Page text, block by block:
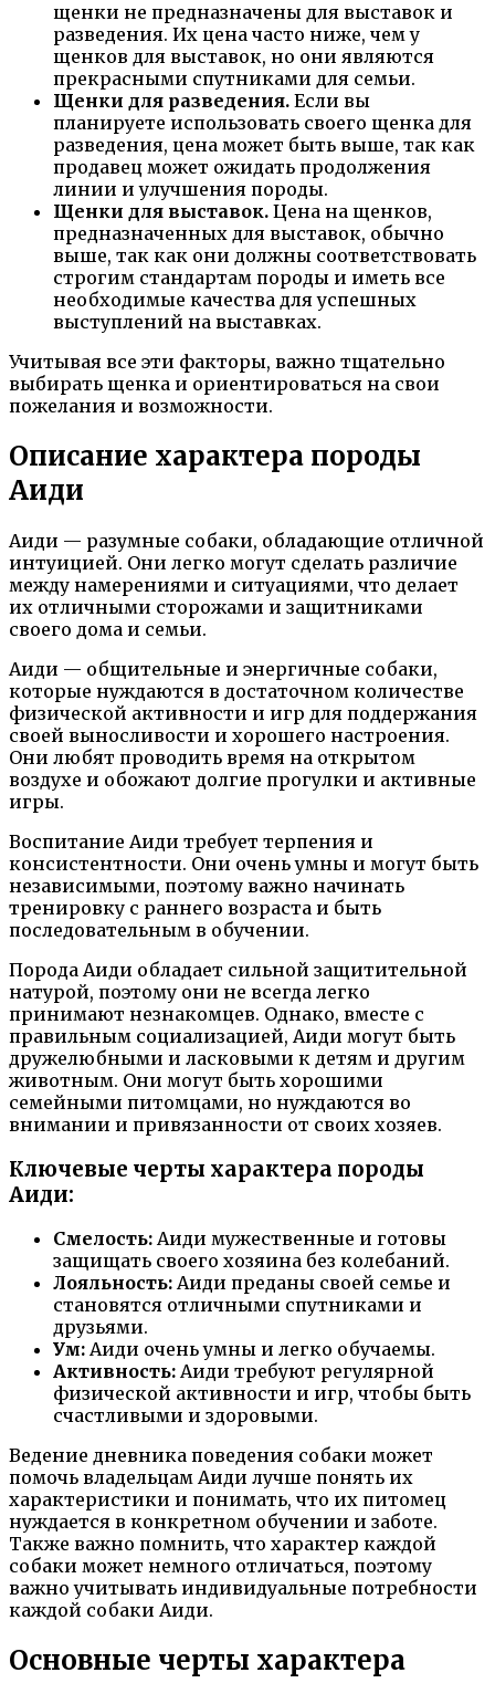
щенки не предназначены для выставок и
разведения. Их цена часто ниже, чем у
щенков для выставок, но они являются
прекрасными спутниками для семьи.
Щенки для разведения. Если вы
планируете использовать своего щенка для
разведения, цена может быть выше, так как
продавец может ожидать продолжения
линии и улучшения породы.
Щенки для выставок. Цена на щенков,
предназначенных для выставок, обычно
выше, так как они должны соответствовать
строгим стандартам породы и иметь все
необходимые качества для успешных
выступлений на выставках.
Учитывая все эти факторы, важно тщательно
выбирать щенка и ориентироваться на свои
пожелания и возможности.
Описание характера породы
Аиди
Аиди — разумные собаки, обладающие отличной
интуицией. Они легко могут сделать различие
между намерениями и ситуациями, что делает
их отличными сторожами и защитниками
своего дома и семьи.
Аиди — общительные и энергичные собаки,
которые нуждаются в достаточном количестве
физической активности и игр для поддержания
своей выносливости и хорошего настроения.
Они любят проводить время на открытом
воздухе и обожают долгие прогулки и активные
игры.
Воспитание Аиди требует терпения и
консистентности. Они очень умны и могут быть
независимыми, поэтому важно начинать
тренировку с раннего возраста и быть
последовательным в обучении.
Порода Аиди обладает сильной защитительной
натурой, поэтому они не всегда легко
принимают незнакомцев. Однако, вместе с
правильным социализацией, Аиди могут быть
дружелюбными и ласковыми к детям и другим
животным. Они могут быть хорошими
семейными питомцами, но нуждаются во
внимании и привязанности от своих хозяев.
Ключевые черты характера породы
Аиди:
Смелость: Аиди мужественные и готовы
защищать своего хозяина без колебаний.
Лояльность: Аиди преданы своей семье и
становятся отличными спутниками и
друзьями.
Ум: Аиди очень умны и легко обучаемы.
Активность: Аиди требуют регулярной
физической активности и игр, чтобы быть
счастливыми и здоровыми.
Ведение дневника поведения собаки может
помочь владельцам Аиди лучше понять их
характеристики и понимать, что их питомец
нуждается в конкретном обучении и заботе.
Также важно помнить, что характер каждой
собаки может немного отличаться, поэтому
важно учитывать индивидуальные потребности
каждой собаки Аиди.
Основные черты характера